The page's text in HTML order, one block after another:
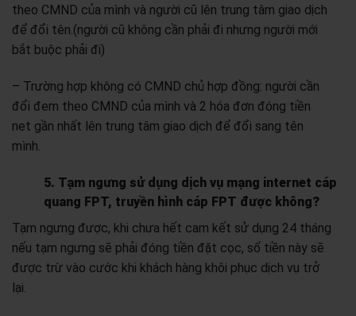
theo CMND của mình và người cũ lên trung tâm giao dịch
để đổi tên.(người cũ không cần phải đi nhưng người mới
bắt buộc phải đi)
– Trường hợp không có CMND chủ hợp đồng: người cần
đổi đem theo CMND của mình và 2 hóa đơn đóng tiền
net gần nhất lên trung tâm giao dịch để đổi sang tên
mình.
5. Tạm ngưng sử dụng dịch vụ mạng internet cáp
quang FPT, truyền hình cáp FPT được không?
Tạm ngưng được, khi chưa hết cam kết sử dụng 24 tháng
nếu tạm ngưng sẽ phải đóng tiền đặt cọc, số tiền này sẽ
được trừ vào cước khi khách hàng khôi phục dịch vụ trở
lại.